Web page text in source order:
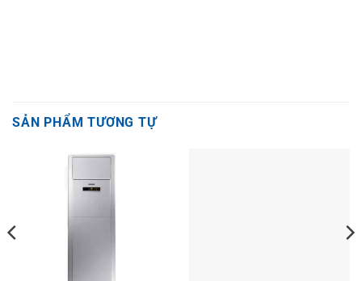
SẢN PHẨM TƯƠNG TỰ